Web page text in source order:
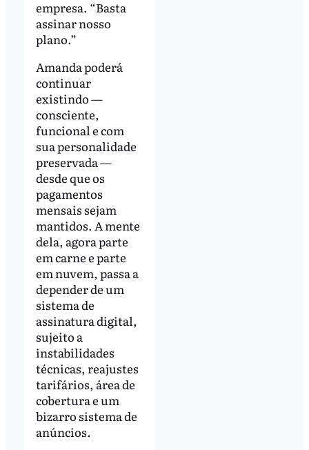
empresa. “Basta
assinar nosso
plano.”
Amanda poderá
continuar
existindo —
consciente,
funcional e com
sua personalidade
preservada —
desde que os
pagamentos
mensais sejam
mantidos. A mente
dela, agora parte
em carne e parte
em nuvem, passa a
depender de um
sistema de
assinatura digital,
sujeito a
instabilidades
técnicas, reajustes
tarifários, área de
cobertura e um
bizarro sistema de
anúncios.